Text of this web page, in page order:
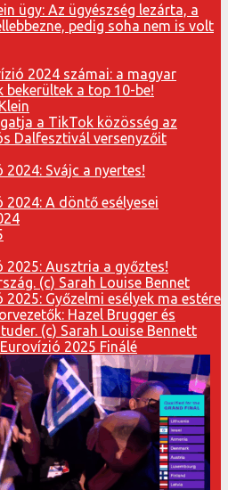
ügy: Az ügyészség lezárta, a
pedig soha nem is volt
2024 számai: a magyar
bekerültek a top 10-be!
a TikTok közösség az
Dalfesztivál versenyzőit
2024: Svájc a nyertes!
2024: A döntő esélyesei
2025: Ausztria a győztes!
2025: Győzelmi esélyek ma estére
2025 Finálé